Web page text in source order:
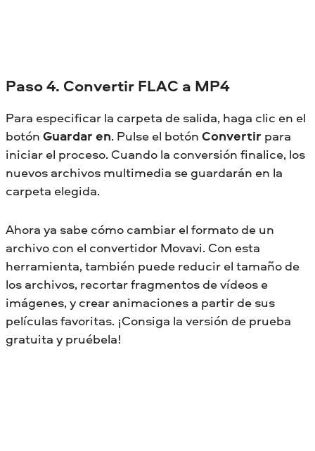
Paso 4. Convertir FLAC a MP4
Para especificar la carpeta de salida, haga clic en el
botón Guardar en. Pulse el botón Convertir para
iniciar el proceso. Cuando la conversión finalice, los
nuevos archivos multimedia se guardarán en la
carpeta elegida.
Ahora ya sabe cómo cambiar el formato de un
archivo con el convertidor Movavi. Con esta
herramienta, también puede reducir el tamaño de
los archivos, recortar fragmentos de vídeos e
imágenes, y crear animaciones a partir de sus
películas favoritas. ¡Consiga la versión de prueba
gratuita y pruébela!